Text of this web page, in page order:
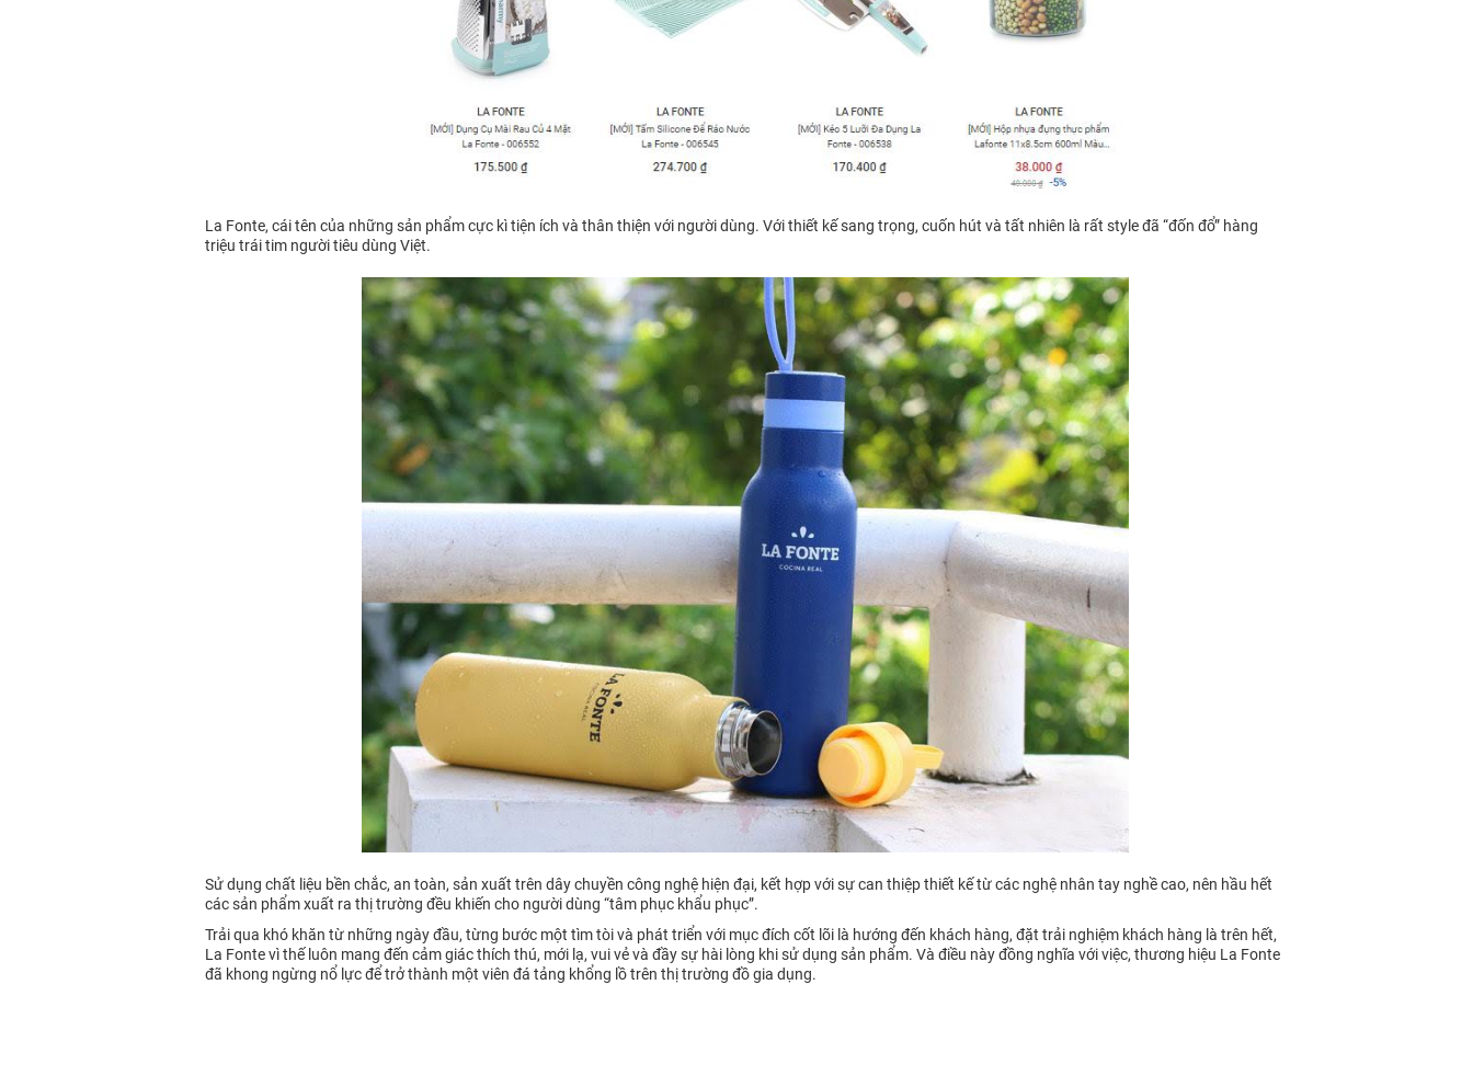
La Fonte, cái tên của những sản phẩm cực kì tiện ích và thân thiện với người dùng. Với thiết kế sang trọng, cuốn hút và tất nhiên là rất style đã “đốn đổ” hàng
triệu trái tim người tiêu dùng Việt.
Sử dụng chất liệu bền chắc, an toàn, sản xuất trên dây chuyền công nghệ hiện đại, kết hợp với sự can thiệp thiết kế từ các nghệ nhân tay nghề cao, nên hầu hết
các sản phẩm xuất ra thị trường đều khiến cho người dùng “tâm phục khẩu phục”.
Trải qua khó khăn từ những ngày đầu, từng bước một tìm tòi và phát triển với mục đích cốt lõi là hướng đến khách hàng, đặt trải nghiệm khách hàng là trên hết,
La Fonte vì thế luôn mang đến cảm giác thích thú, mới lạ, vui vẻ và đầy sự hài lòng khi sử dụng sản phẩm. Và điều này đồng nghĩa với việc, thương hiệu La Fonte
đã khong ngừng nổ lực để trở thành một viên đá tảng khổng lồ trên thị trường đồ gia dụng.